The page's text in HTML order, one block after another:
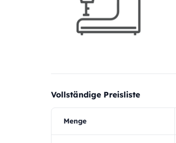
Vollständige Preisliste
Menge